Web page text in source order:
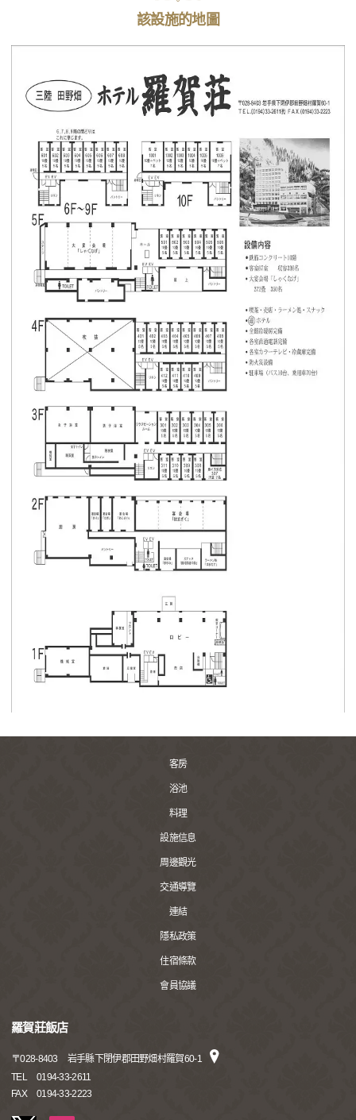
該設施的地圖
客房
浴池
料理
設施信息
周邊觀光
交通導覽
連結
隱私政策
住宿條款
會員協議
羅賀莊飯店
〒028-8403
岩手縣下閉伊郡田野畑村羅賀60-1
TEL
0194-33-2611
FAX
0194-33-2223